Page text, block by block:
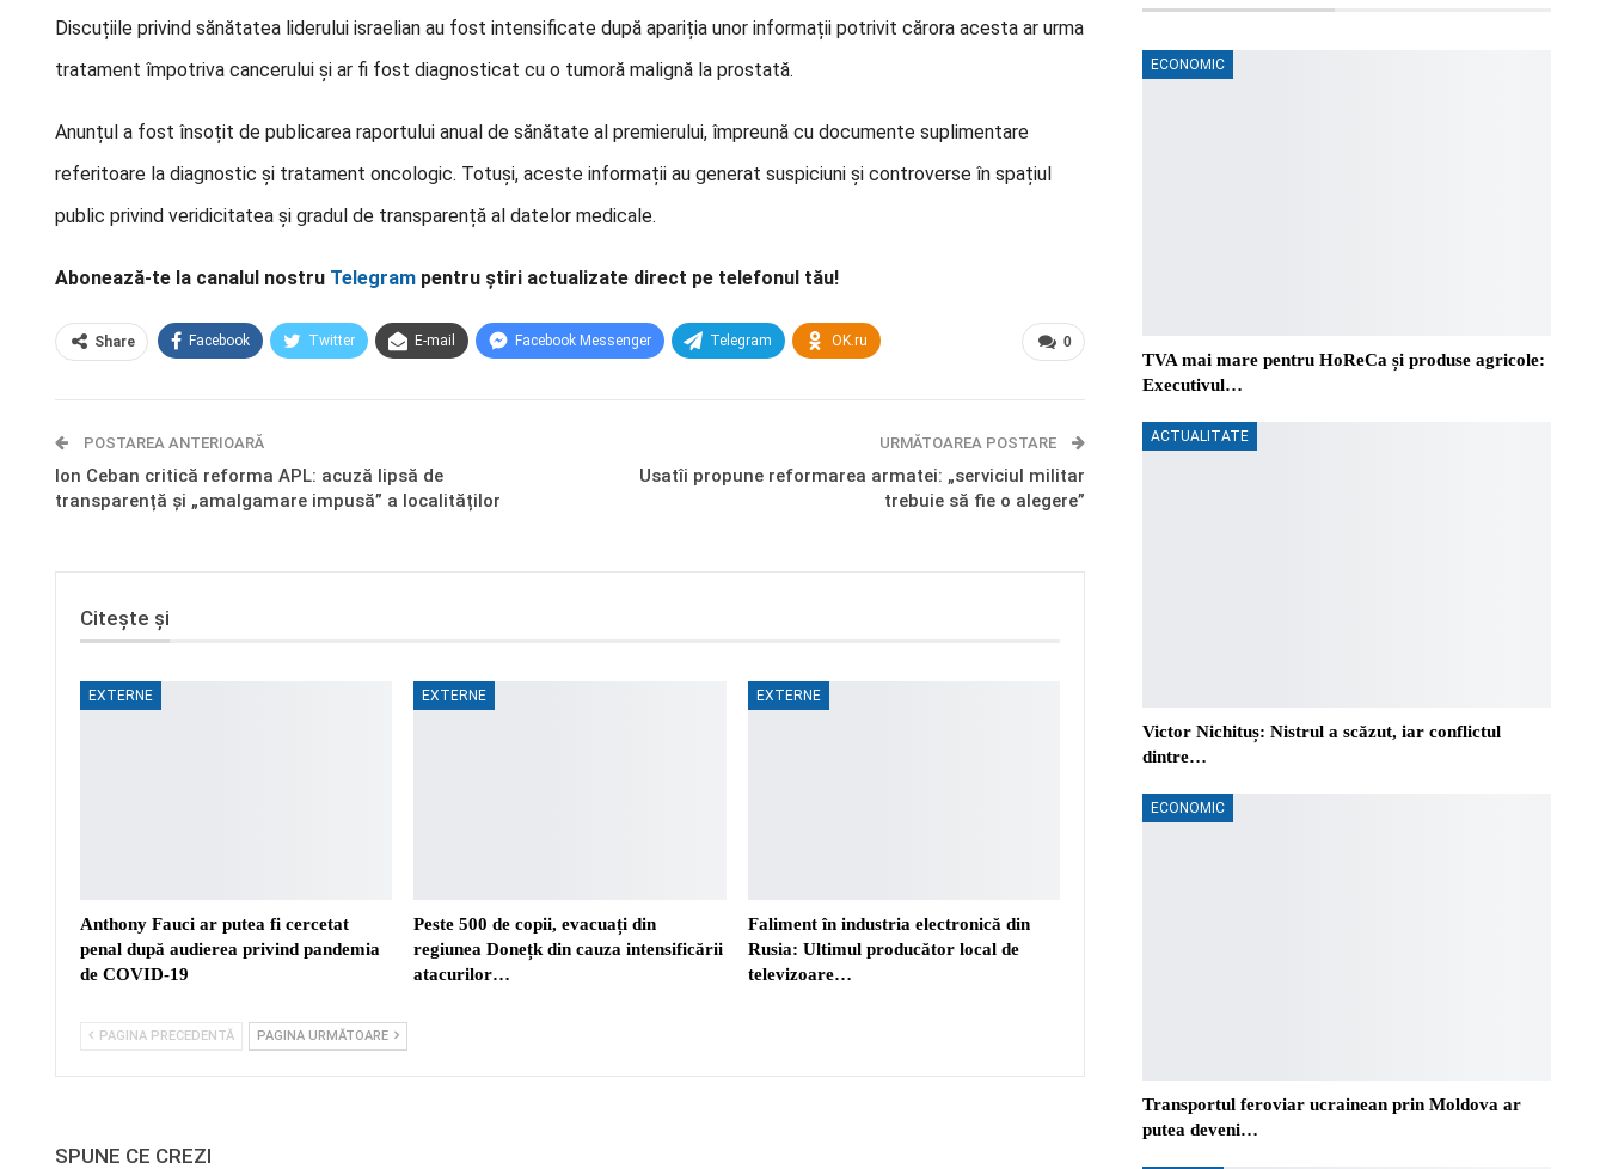
Discuțiile privind sănătatea liderului israelian au fost intensificate după apariția unor informații potrivit cărora acesta ar urma
tratament împotriva cancerului și ar fi fost diagnosticat cu o tumoră malignă la prostată.
Anunțul a fost însoțit de publicarea raportului anual de sănătate al premierului, împreună cu documente suplimentare
referitoare la diagnostic și tratament oncologic. Totuși, aceste informații au generat suspiciuni și controverse în spațiul
public privind veridicitatea și gradul de transparență al datelor medicale.
Abonează-te la canalul nostru Telegram pentru știri actualizate direct pe telefonul tău!
0
Share Facebook Twitter E-mail Facebook Messenger Telegram OK.ru
POSTAREA ANTERIOARĂ
Ion Ceban critică reforma APL: acuză lipsă de
transparență și „amalgamare impusă” a localităților
URMĂTOAREA POSTARE
Usatîi propune reformarea armatei: „serviciul militar
trebuie să fie o alegere”
Citește și
EXTERNE
Anthony Fauci ar putea fi cercetat
penal după audierea privind pandemia
de COVID-19
EXTERNE
Peste 500 de copii, evacuați din
regiunea Donețk din cauza intensificării
atacurilor…
EXTERNE
Faliment în industria electronică din
Rusia: Ultimul producător local de
televizoare…
PAGINA PRECEDENTĂ PAGINA URMĂTOARE
SPUNE CE CREZI
ECONOMIC
TVA mai mare pentru HoReCa și produse agricole:
Executivul…
ACTUALITATE
Victor Nichituș: Nistrul a scăzut, iar conflictul
dintre…
ECONOMIC
Transportul feroviar ucrainean prin Moldova ar
putea deveni…